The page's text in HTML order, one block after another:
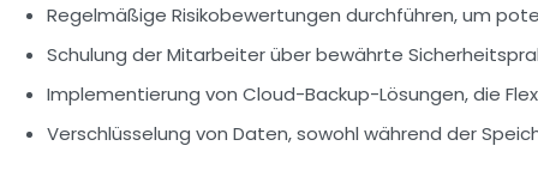
Regelmäßige Risikobewertungen durchführen, um
Schulung der Mitarbeiterüber bewährte
Implementierung von Cloud-Backup-Lösungen, die
Verschlüsselung von Daten, sowohl während der